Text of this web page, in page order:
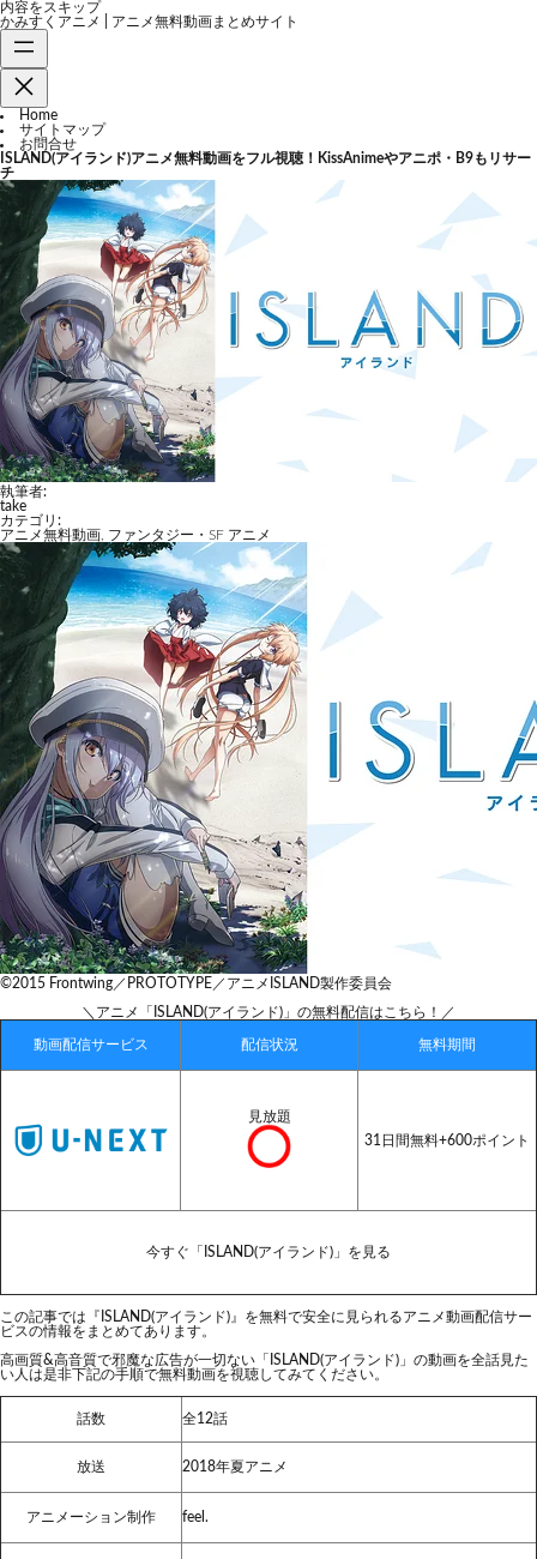
内容をスキップ
かみすくアニメ | アニメ無料動画まとめサイト
Home
サイトマップ
お問合せ
ISLAND(アイランド)アニメ無料動画をフル視聴！KissAnimeやアニポ・B9もリサー
チ
執筆者:
take
カテゴリ:
アニメ無料動画 ファンタジー・SF アニメ
©2015 Frontwing／PROTOTYPE／アニメISLAND製作委員会
＼アニメ「ISLAND(アイランド)」の無料配信はこちら！／
動画配信サービス 配信状況 無料期間
見放題
31日間無料+600ポイント
今すぐ「ISLAND(アイランド)」を見る
この記事では『ISLAND(アイランド)』を無料で安全に見られるアニメ動画配信サー
ビスの情報をまとめてあります。
高画質&高音質で邪魔な広告が一切ない「ISLAND(アイランド)」の動画を全話見た
い人は是非下記の手順で無料動画を視聴してみてください。
話数 全12話
放送 2018年夏アニメ
アニメーション制作 feel.